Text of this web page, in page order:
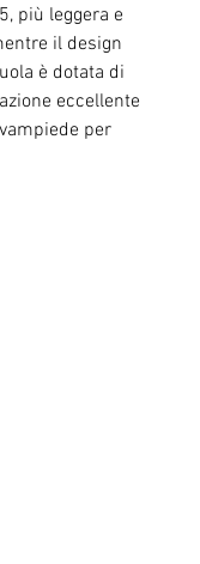
più leggera e
il design
è dotata di
eccellente
per